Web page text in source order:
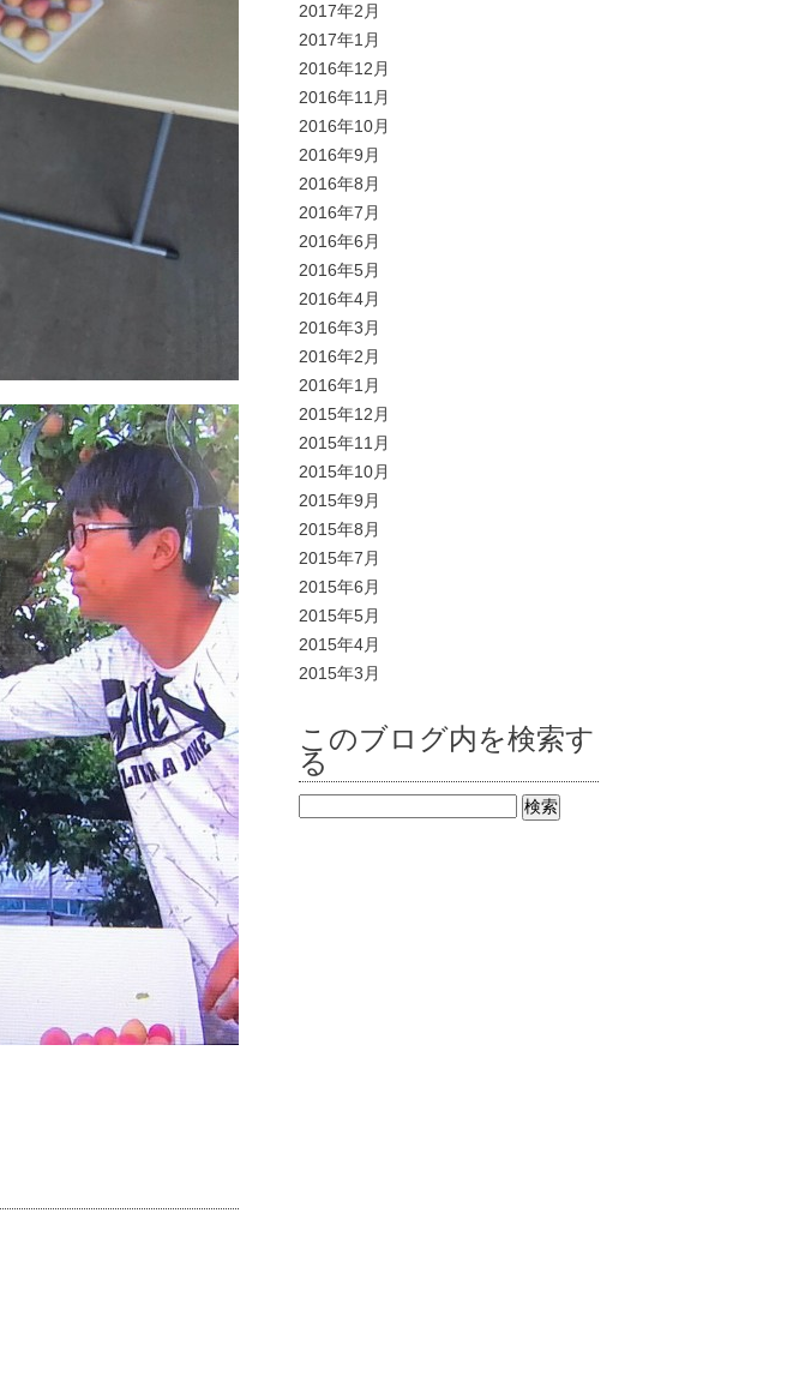
2017年2月
2017年1月
2016年12月
2016年11月
2016年10月
2016年9月
2016年8月
2016年7月
2016年6月
2016年5月
2016年4月
2016年3月
2016年2月
2016年1月
2015年12月
2015年11月
2015年10月
2015年9月
2015年8月
2015年7月
2015年6月
2015年5月
2015年4月
2015年3月
このブログ内を検索す
る